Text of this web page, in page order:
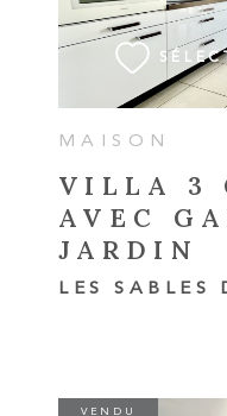
MAISON
VILLA 3
AVEC
JARDIN
LES SABLES
VENDU